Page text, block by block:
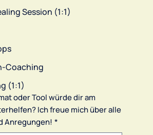
Session (1:1)
Coaching
(1:1)
oder Tool würde dir am
Ich freue mich über alle
Anregungen! *